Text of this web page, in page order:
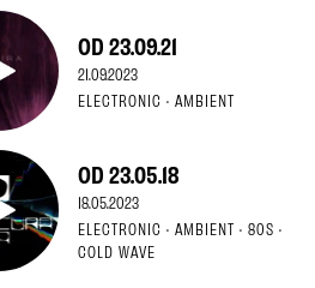
OD 23.09.21
21.09.2023
ELECTRONIC · AMBIENT
OD 23.05.18
18.05.2023
ELECTRONIC · AMBIENT · 80S ·
COLD WAVE